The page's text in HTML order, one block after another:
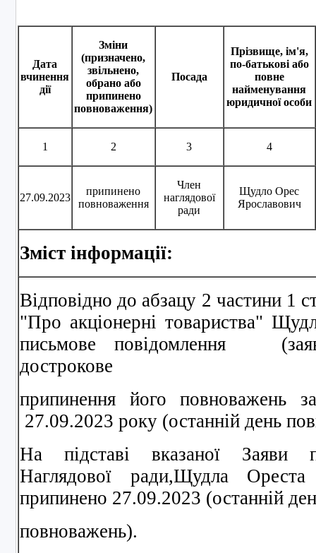
Дата
вчинення
дії
Зміни
(призначено,
звільнено,
обрано або
припинено
повноваження)
Посада
Прізвище, ім'я,
по-батькові або
повне
найменування
юридичної особи
1 2 3 4
27.09.2023
припинено
повноваження
Член
наглядової
ради
Щудло Орес
Ярославович
Зміст інформації:
Відповідно до абзацу 2 частини 1
"Про акціонерні товариства"
письмове повідомлення
дострокове
припинення його повноважень
27.09.2023 року (останній день
На підставі вказаної Заяви
Наглядової ради,Щудла
припинено 27.09.2023 (останній
повноважень).